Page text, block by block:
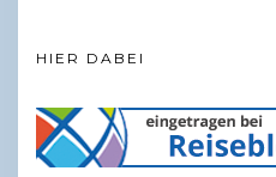
HIER DABEI